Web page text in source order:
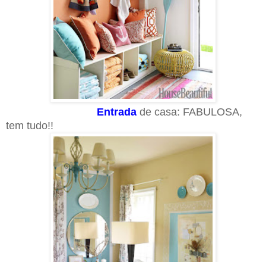
Entrada de casa: FABULOSA,
tem tudo!!